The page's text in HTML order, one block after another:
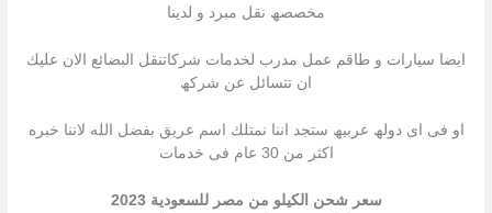
مخصصھ نقل مبرد و لدینا
ایضا سیارات و طاقم عمل مدرب لخدمات شركاتنقل البضائع الان علیك
ان تتسائل عن شركھ
او فى اى دولھ عربیھ ستجد اننا نمتلك اسم عریق بفضل الله لاننا خبره
اكثر من 30 عام فى خدمات
سعر شحن الكيلو من مصر للسعودية 2023